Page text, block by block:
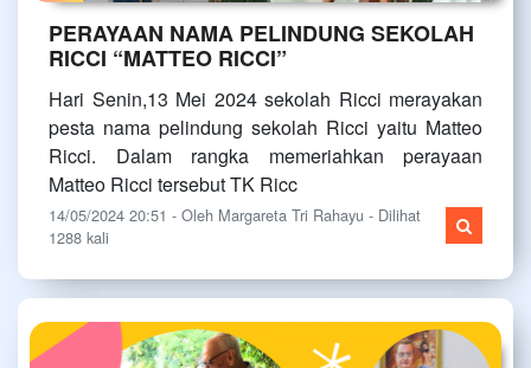
PERAYAAN NAMA PELINDUNG SEKOLAH
RICCI “MATTEO RICCI”
Hari Senin,13 Mei 2024 sekolah Ricci merayakan
pesta nama pelindung sekolah Ricci yaitu Matteo
Ricci. Dalam rangka memeriahkan perayaan
Matteo Ricci tersebut TK Ricc
14/05/2024 20:51 - Oleh Margareta Tri Rahayu - Dilihat
1288 kali